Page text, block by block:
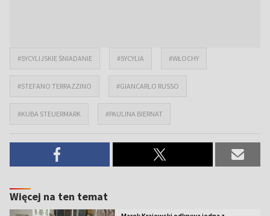
#SYCYLIJSKIE ŚNIADANIE #SYCYLIA #WŁOCHY
#STEFANO TERRAZZINO #GIANCARLO RUSSO
#KUBA STEUERMARK #PAULINA BIERNAT
Więcej na ten temat